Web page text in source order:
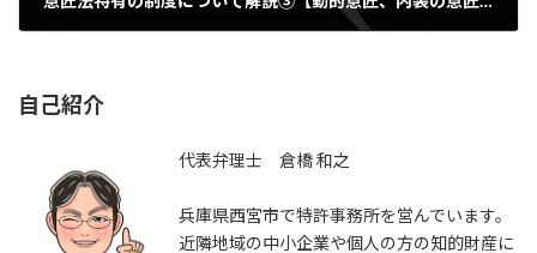
自己紹介
代表弁理士 倉橋 和之
兵庫県西宮市で特許事務所を営んでいます。
近隣地域の中小企業や個人の方の知的財産に